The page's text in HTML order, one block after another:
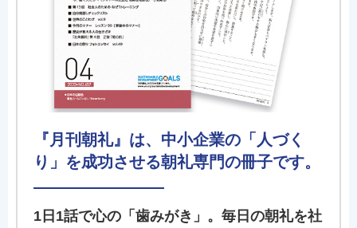
『月刊朝礼』は、中小企業の「人づく
り」を成功させる朝礼専門の冊子です。
1日1話で心の「歯みがき」。毎日の朝礼を社